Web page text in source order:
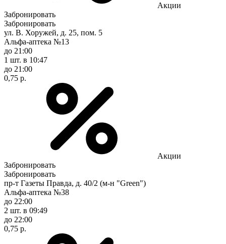
Акции
Забронировать
Забронировать
ул. В. Хоружей, д. 25, пом. 5
Альфа-аптека №13
до 21:00
1 шт. в 10:47
до 21:00
0,75 р.
Акции
Забронировать
Забронировать
пр-т Газеты Правда, д. 40/2 (м-н "Green")
Альфа-аптека №38
до 22:00
2 шт. в 09:49
до 22:00
0,75 р.